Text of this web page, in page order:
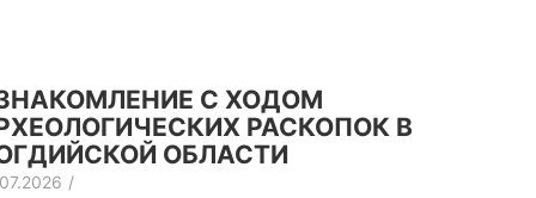
С ХОДОМ
РАСКОПОК В
ОБЛАСТИ
/